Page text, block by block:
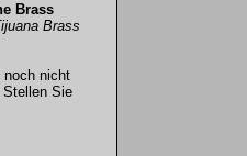
Brass
Brass
noch nicht
Sie